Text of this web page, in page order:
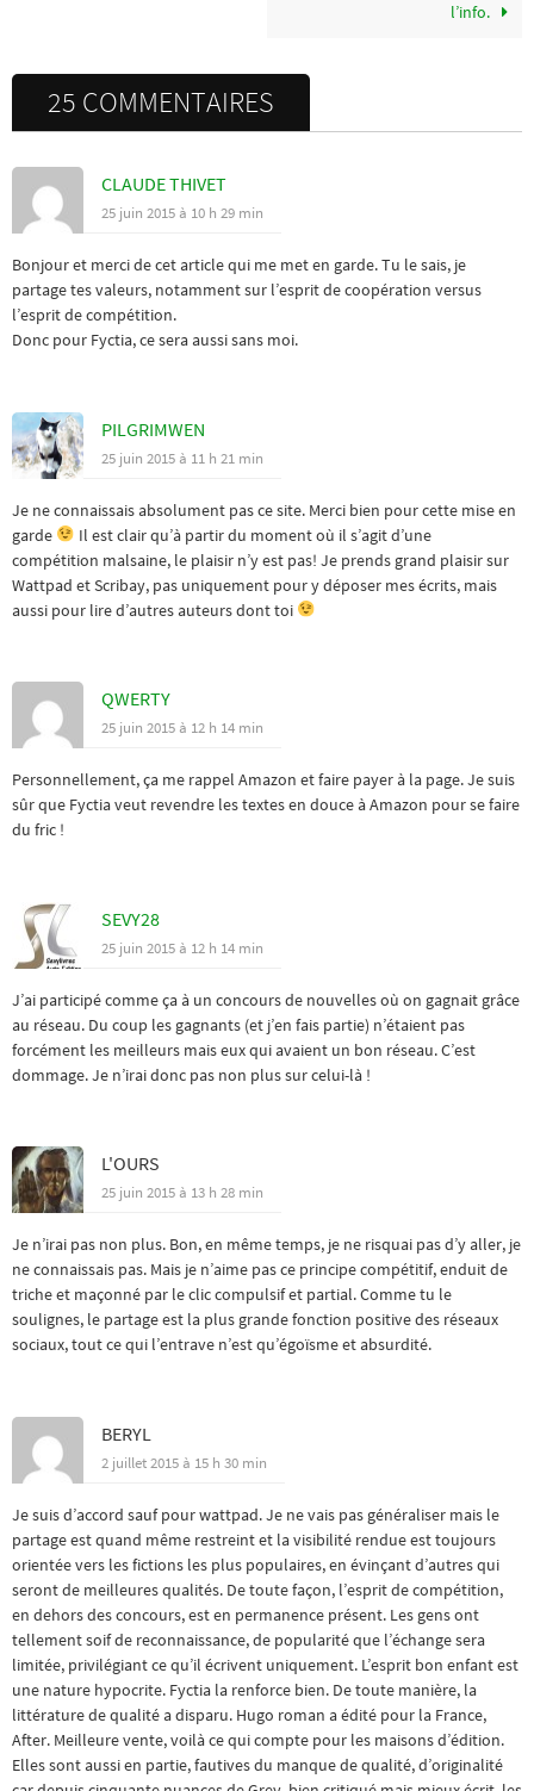
l’info.
25 COMMENTAIRES
CLAUDE THIVET
25 juin 2015 à 10 h 29 min
Bonjour et merci de cet article qui me met en garde. Tu le sais, je
partage tes valeurs, notamment sur l’esprit de coopération versus
l’esprit de compétition.
Donc pour Fyctia, ce sera aussi sans moi.
PILGRIMWEN
25 juin 2015 à 11 h 21 min
Je ne connaissais absolument pas ce site. Merci bien pour cette mise en
garde
Il est clair qu’à partir du moment où il s’agit d’une
compétition malsaine, le plaisir n’y est pas! Je prends grand plaisir sur
Wattpad et Scribay, pas uniquement pour y déposer mes écrits, mais
aussi pour lire d’autres auteurs dont toi
QWERTY
25 juin 2015 à 12 h 14 min
Personnellement, ça me rappel Amazon et faire payer à la page. Je suis
sûr que Fyctia veut revendre les textes en douce à Amazon pour se faire
du fric !
SEVY28
25 juin 2015 à 12 h 14 min
J’ai participé comme ça à un concours de nouvelles où on gagnait grâce
au réseau. Du coup les gagnants (et j’en fais partie) n’étaient pas
forcément les meilleurs mais eux qui avaient un bon réseau. C’est
dommage. Je n’irai donc pas non plus sur celui-là !
L'OURS
25 juin 2015 à 13 h 28 min
Je n’irai pas non plus. Bon, en même temps, je ne risquai pas d’y aller, je
ne connaissais pas. Mais je n’aime pas ce principe compétitif, enduit de
triche et maçonné par le clic compulsif et partial. Comme tu le
soulignes, le partage est la plus grande fonction positive des réseaux
sociaux, tout ce qui l’entrave n’est qu’égoïsme et absurdité.
BERYL
2 juillet 2015 à 15 h 30 min
Je suis d’accord sauf pour wattpad. Je ne vais pas généraliser mais le
partage est quand même restreint et la visibilité rendue est toujours
orientée vers les fictions les plus populaires, en évinçant d’autres qui
seront de meilleures qualités. De toute façon, l’esprit de compétition,
en dehors des concours, est en permanence présent. Les gens ont
tellement soif de reconnaissance, de popularité que l’échange sera
limitée, privilégiant ce qu’il écrivent uniquement. L’esprit bon enfant est
une nature hypocrite. Fyctia la renforce bien. De toute manière, la
littérature de qualité a disparu. Hugo roman a édité pour la France,
After. Meilleure vente, voilà ce qui compte pour les maisons d’édition.
Elles sont aussi en partie, fautives du manque de qualité, d’originalité